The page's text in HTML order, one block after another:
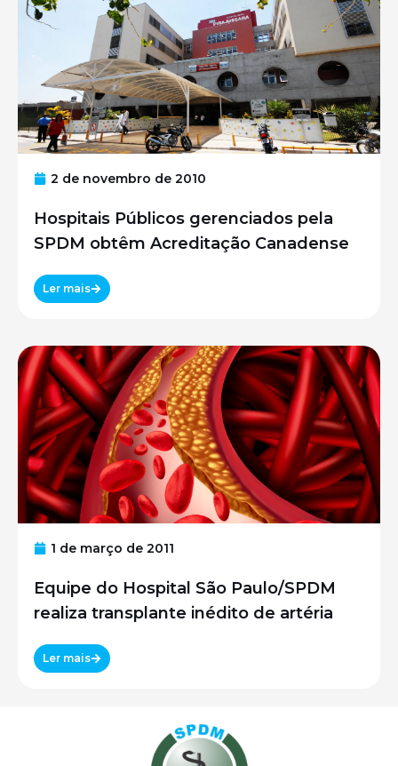
2 de novembro de 2010
Hospitais Públicos gerenciados pela
SPDM obtêm Acreditação Canadense
Ler mais
1 de março de 2011
Equipe do Hospital São Paulo/SPDM
realiza transplante inédito de artéria
Ler mais